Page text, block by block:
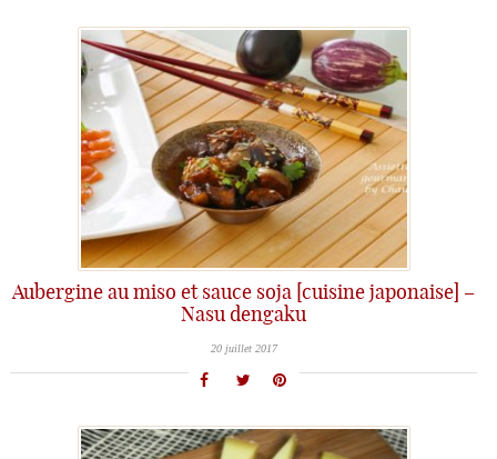
Aubergine au miso et sauce soja [cuisine japonaise] –
Nasu dengaku
20 juillet 2017